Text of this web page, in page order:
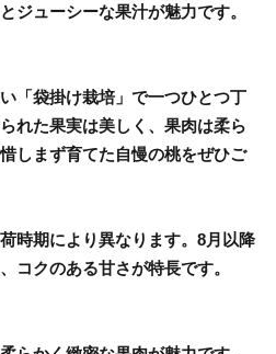
ジューシーな果汁が魅力です。
「袋掛け栽培」で一つひとつ丁
れた果実は美しく、果肉は柔ら
しまず育てた自慢の桃をぜひご
時期により異なります。8月以降
コクのある甘さが特長です。